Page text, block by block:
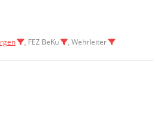
, FEZ BeKu , Wehrleiter